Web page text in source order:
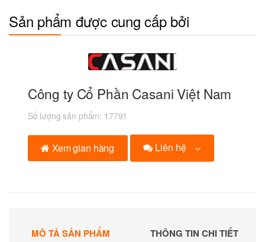
Sản phẩm được cung cấp bởi
Công ty Cổ Phần Casani Việt Nam
Số lượng sản phẩm: 17791
Xem gian hàng Liên hệ
MÔ TẢ SẢN PHẨM THÔNG TIN CHI TIẾT